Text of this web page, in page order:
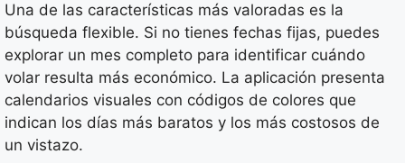
Una de las características más valoradas es la
búsqueda flexible. Si no tienes fechas fijas, puedes
explorar un mes completo para identificar cuándo
volar resulta más económico. La aplicación presenta
calendarios visuales con códigos de colores que
indican los días más baratos y los más costosos de
un vistazo.